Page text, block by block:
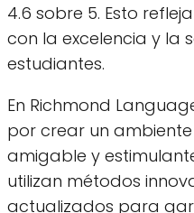
4.6 sobre 5. Esto
con la excelencia y la
estudiantes.
En Richmond
por crear un
amigable y
utilizan métodos
actualizados para